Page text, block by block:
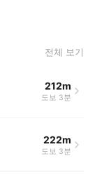
전체 보기
212m
도보 3분
222m
도보 3분